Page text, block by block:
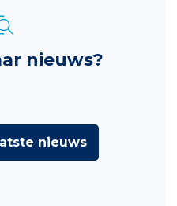
nieuws?
nieuws